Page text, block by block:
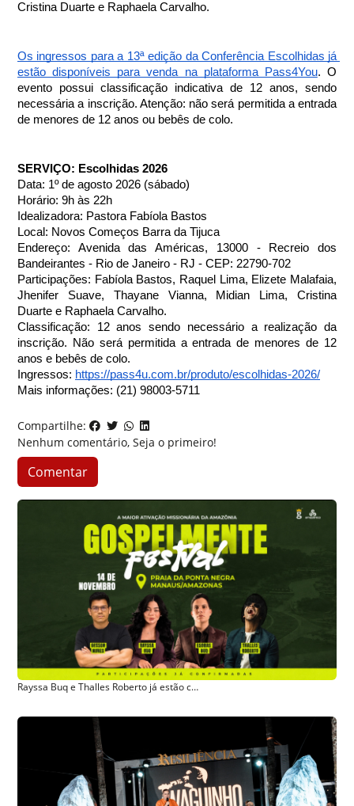
Cristina Duarte e Raphaela Carvalho.
Os ingressos para a 13ª edição da Conferência Escolhidas já
estão disponíveis para venda na plataforma Pass4You. O
evento possui classificação indicativa de 12 anos, sendo
necessária a inscrição. Atenção: não será permitida a entrada
de menores de 12 anos ou bebês de colo.
SERVIÇO: Escolhidas 2026
Data: 1º de agosto 2026 (sábado)
Horário: 9h às 22h
Idealizadora: Pastora Fabíola Bastos
Local: Novos Começos Barra da Tijuca
Endereço: Avenida das Américas, 13000 - Recreio dos
Bandeirantes - Rio de Janeiro - RJ - CEP: 22790-702
Participações: Fabíola Bastos, Raquel Lima, Elizete Malafaia,
Jhenifer Suave, Thayane Vianna, Midian Lima, Cristina
Duarte e Raphaela Carvalho.
Classificação: 12 anos sendo necessário a realização da
inscrição. Não será permitida a entrada de menores de 12
anos e bebês de colo.
Ingressos: https://pass4u.com.br/produto/escolhidas-2026/
Mais informações: (21) 98003-5711
Compartilhe:
Nenhum comentário, Seja o primeiro!
Comentar
Rayssa Buq e Thalles Roberto já estão confirmados! Manaus receberá mobilização missionária nacional com música, evangelismo e ações para a Amazônia